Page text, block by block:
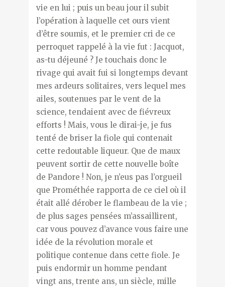
vie en lui ; puis un beau jour il subit
l’opération à laquelle cet ours vient
d’être soumis, et le premier cri de ce
perroquet rappelé à la vie fut : Jacquot,
as-tu déjeuné ? Je touchais donc le
rivage qui avait fui si longtemps devant
mes ardeurs solitaires, vers lequel mes
ailes, soutenues par le vent de la
science, tendaient avec de fiévreux
efforts ! Mais, vous le dirai-je, je fus
tenté de briser la fiole qui contenait
cette redoutable liqueur. Que de maux
peuvent sortir de cette nouvelle boîte
de Pandore ! Non, je n’eus pas l’orgueil
que Prométhée rapporta de ce ciel où il
était allé dérober le flambeau de la vie ;
de plus sages pensées m’assaillirent,
car vous pouvez d’avance vous faire une
idée de la révolution morale et
politique contenue dans cette fiole. Je
puis endormir un homme pendant
vingt ans, trente ans, un siècle, mille